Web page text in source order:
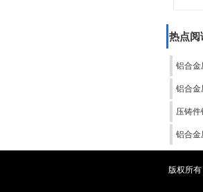
热点阅
铝合金
铝合金
压铸
铝合金
版权所